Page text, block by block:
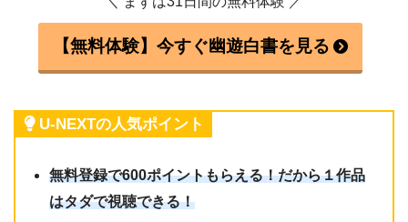
【無料体験】今すぐ幽遊白書を見る
U-NEXTの人気ポイント
無料登録で600ポイントもらえる！だから１作品
はタダで視聴できる！